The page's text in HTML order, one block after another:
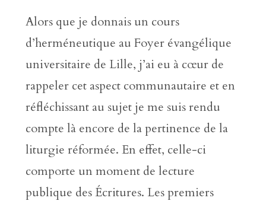
Alors que je donnais un cours
d’herméneutique au Foyer évangélique
universitaire de Lille, j’ai eu à cœur de
rappeler cet aspect communautaire et en
réfléchissant au sujet je me suis rendu
compte là encore de la pertinence de la
liturgie réformée. En effet, celle-ci
comporte un moment de lecture
publique des Écritures. Les premiers